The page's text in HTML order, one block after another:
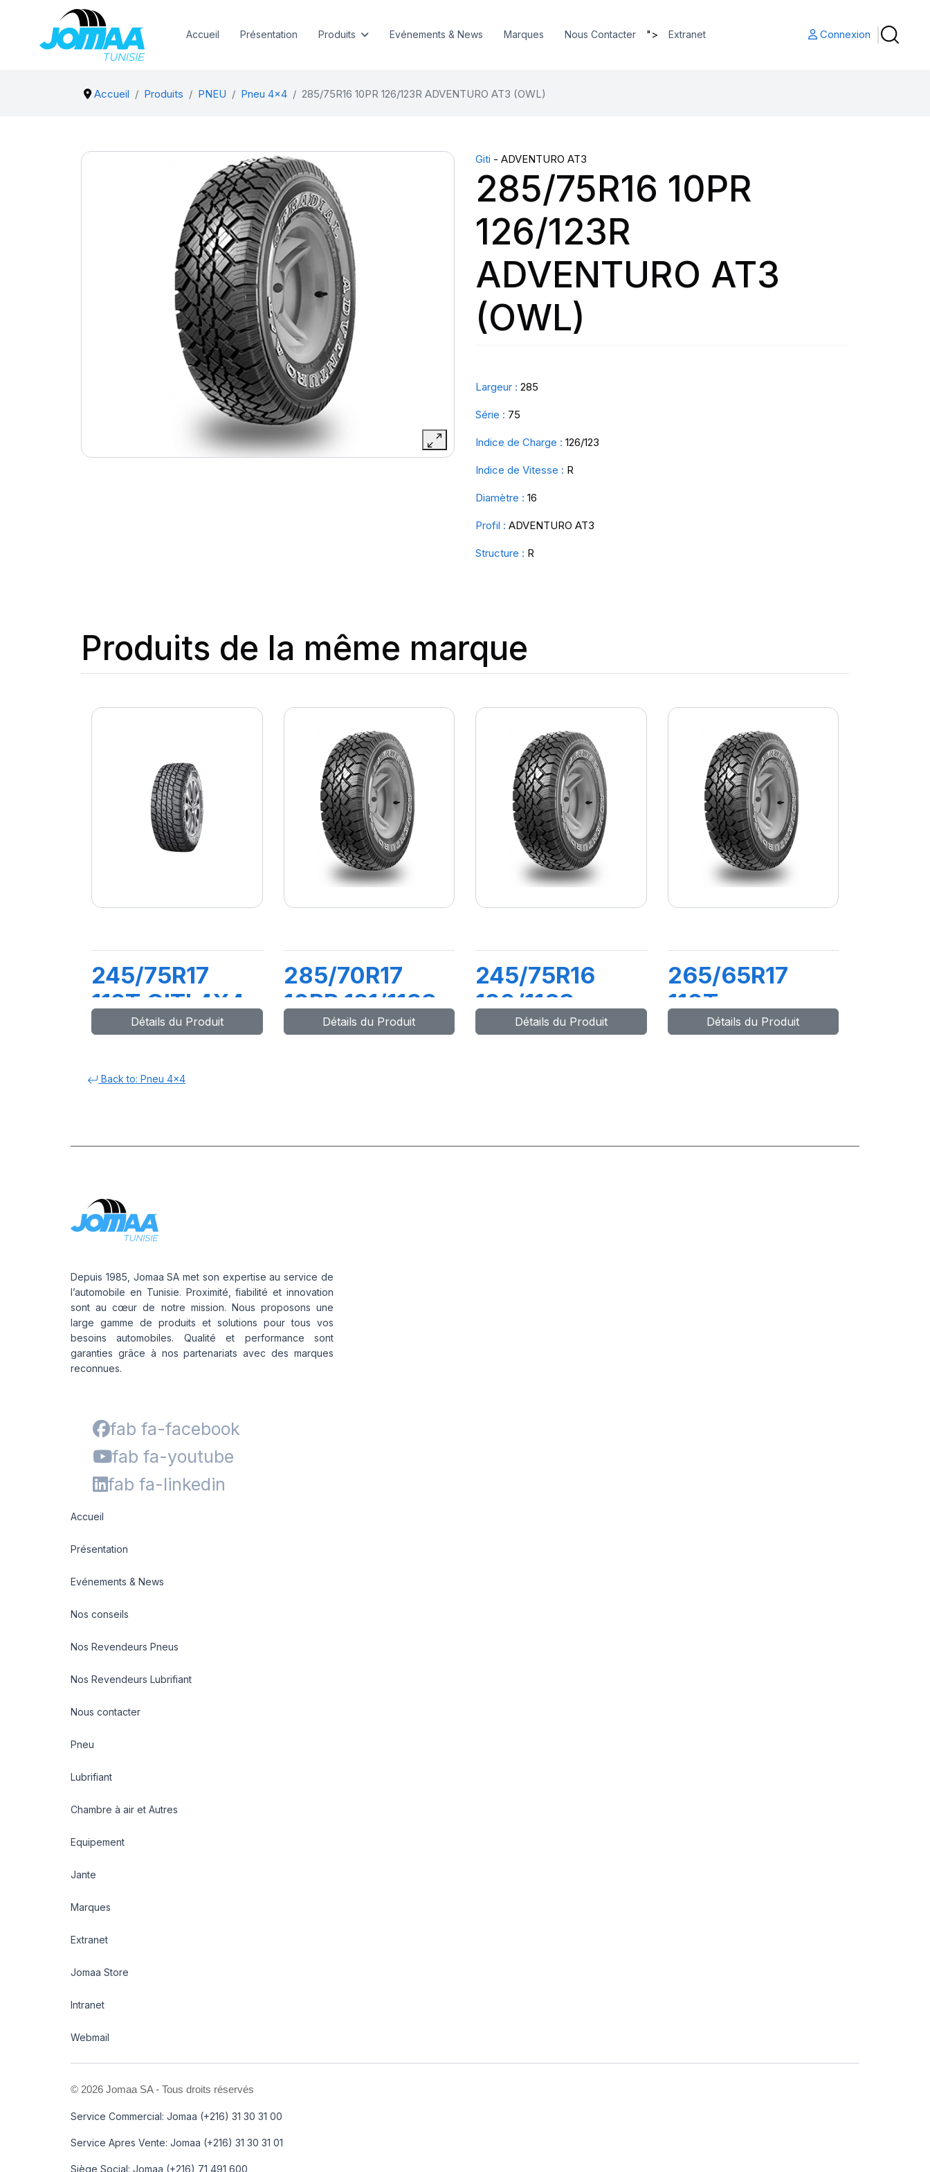
Accueil Présentation Produits Evénements & News Marques Nous Contacter "> Extranet Connexion
Accueil Produits PNEU Pneu 4x4 285/75R16 10PR 126/123R ADVENTURO AT3 (OWL)
Giti - ADVENTURO AT3
285/75R16 10PR
126/123R
ADVENTURO AT3
(OWL)
Largeur : 285
Série : 75
Indice de Charge : 126/123
Indice de Vitesse : R
Diamètre : 16
Profil : ADVENTURO AT3
Structure : R
Produits de la même marque
245/75R17
112T GITI 4X4
AT70Détails du Produit
285/70R17
10PR 121/118S
ADVENTURO
Détails du Produit
245/75R16
120/116S
ADVENTURO
Détails du Produit
265/65R17
110T
ADVENTURO
Détails du Produit
Back to: Pneu 4x4
Depuis 1985, Jomaa SA met son expertise au service de
l’automobile en Tunisie. Proximité, fiabilité et innovation
sont au cœur de notre mission. Nous proposons une
large gamme de produits et solutions pour tous vos
besoins automobiles. Qualité et performance sont
garanties grâce à nos partenariats avec des marques
reconnues.
fab fa-facebook
fab fa-youtube
fab fa-linkedin
Accueil
Présentation
Evénements & News
Nos conseils
Nos Revendeurs Pneus
Nos Revendeurs Lubrifiant
Nous contacter
Pneu
Lubrifiant
Chambre à air et Autres
Equipement
Jante
Marques
Extranet
Jomaa Store
Intranet
Webmail
© 2026 Jomaa SA - Tous droits réservés
Service Commercial: Jomaa (+216) 31 30 31 00
Service Apres Vente: Jomaa (+216) 31 30 31 01
Siège Social: Jomaa (+216) 71 491 600